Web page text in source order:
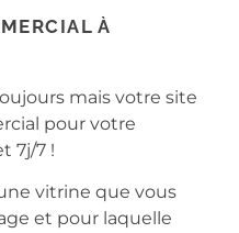
À
mais votre site
pour votre
7j/7 !
vitrine que vous
et pour laquelle